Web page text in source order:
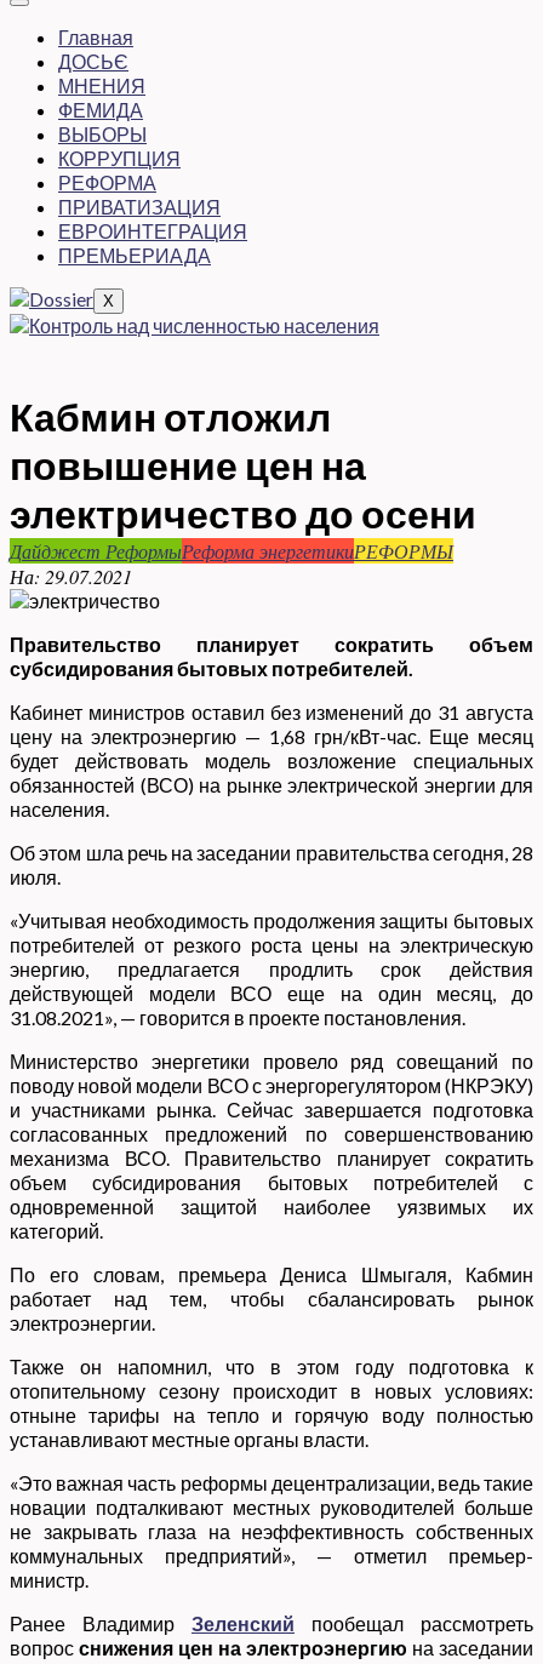
Главная
ДОСЬЄ
МНЕНИЯ
ФЕМИДА
ВЫБОРЫ
КОРРУПЦИЯ
РЕФОРМА
ПРИВАТИЗАЦИЯ
ЕВРОИНТЕГРАЦИЯ
ПРЕМЬЕРИАДА
X
Кабмин отложил
повышение цен на
электричество до осени
Дайджест РеформыРеформа энергетикиРЕФОРМЫ
На: 29.07.2021
Правительство планирует сократить объем
субсидирования бытовых потребителей.
Кабинет министров оставил без изменений до 31 августа
цену на электроэнергию — 1,68 грн/кВт-час. Еще месяц
будет действовать модель возложение специальных
обязанностей (ВСО) на рынке электрической энергии для
населения.
Об этом шла речь на заседании правительства сегодня, 28
июля.
«Учитывая необходимость продолжения защиты бытовых
потребителей от резкого роста цены на электрическую
энергию, предлагается продлить срок действия
действующей модели ВСО еще на один месяц, до
31.08.2021», — говорится в проекте постановления.
Министерство энергетики провело ряд совещаний по
поводу новой модели ВСО с энергорегулятором (НКРЭКУ)
и участниками рынка. Сейчас завершается подготовка
согласованных предложений по совершенствованию
механизма ВСО. Правительство планирует сократить
объем субсидирования бытовых потребителей с
одновременной защитой наиболее уязвимых их
категорий.
По его словам, премьера Дениса Шмыгаля, Кабмин
работает над тем, чтобы сбалансировать рынок
электроэнергии.
Также он напомнил, что в этом году подготовка к
отопительному сезону происходит в новых условиях:
отныне тарифы на тепло и горячую воду полностью
устанавливают местные органы власти.
«Это важная часть реформы децентрализации, ведь такие
новации подталкивают местных руководителей больше
не закрывать глаза на неэффективность собственных
коммунальных предприятий», — отметил премьер-
министр.
Ранее Владимир Зеленский пообещал рассмотреть
вопрос снижения цен на электроэнергию на заседании